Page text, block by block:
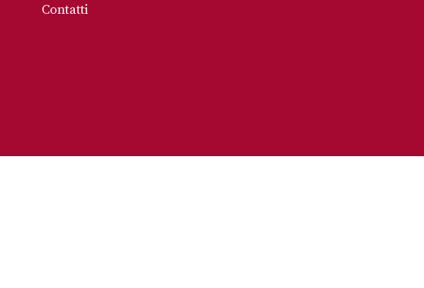
Contatti